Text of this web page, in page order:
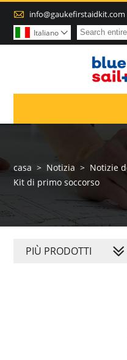
 info@gaukefirstaidkit.com
Italiano 
casa > Notizia > Notizie
Kit di primo soccorso
PIÙ PRODOTTI